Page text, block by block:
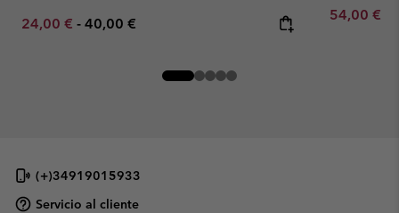
Minimum sale price:
24,00 € - Maximum price:
40,00 €
Minimum
54,00 €
(+)34919015933
Servicio al cliente